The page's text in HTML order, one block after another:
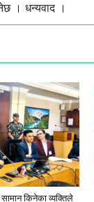
। धन्यवाद ।
किनेका व्यक्तिले